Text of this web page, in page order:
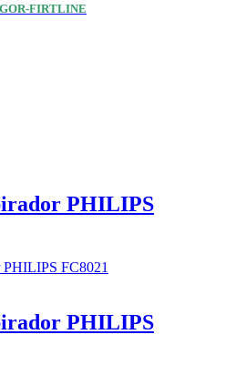
FIRTLINE
PHILIPS
PHILIPS